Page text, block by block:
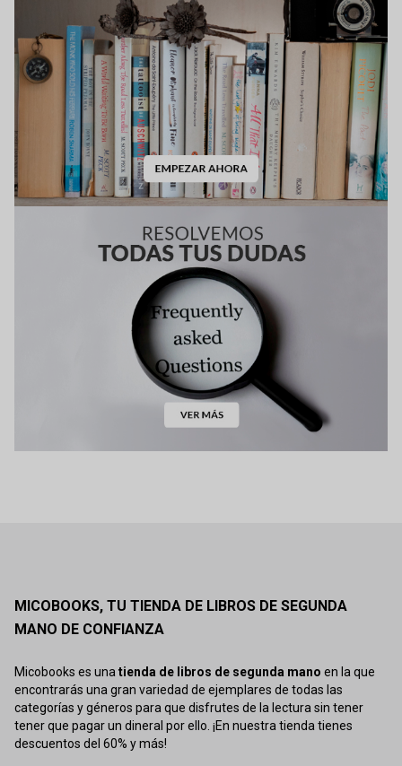
MICOBOOKS, TU TIENDA DE LIBROS DE SEGUNDA
MANO DE CONFIANZA
Micobooks es unatienda de libros de segunda mano en la que
encontrarás una gran variedad de ejemplares de todas las
categorías y géneros para que disfrutes de la lectura sin tener
tener que pagar un dineral por ello. ¡En nuestra tienda tienes
descuentos del 60% y más!